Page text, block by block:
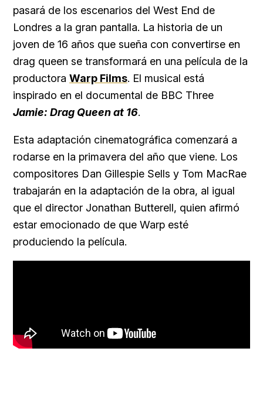
pasará de los escenarios del West End de
Londres a la gran pantalla. La historia de un
joven de 16 años que sueña con convertirse en
drag queen se transformará en una película de la
productora Warp Films. El musical está
inspirado en el documental de BBC Three
Jamie: Drag Queen at 16.
Esta adaptación cinematográfica comenzará a
rodarse en la primavera del año que viene. Los
compositores Dan Gillespie Sells y Tom MacRae
trabajarán en la adaptación de la obra, al igual
que el director Jonathan Butterell, quien afirmó
estar emocionado de que Warp esté
produciendo la película.